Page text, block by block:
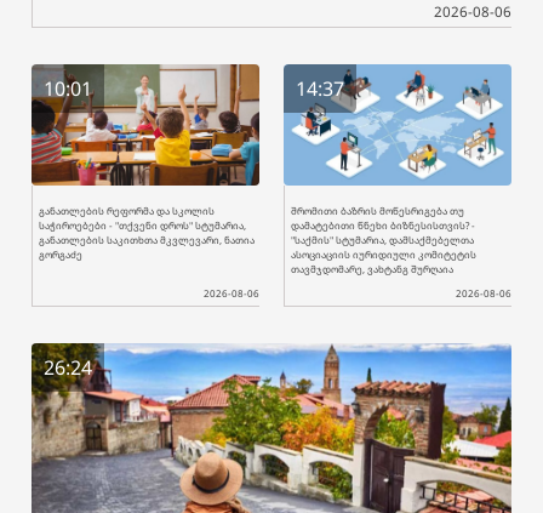
2026-08-06
10:01
განათლების რეფორმა და სკოლის
საჭიროებები - "თქვენი დროს" სტუმარია,
განათლების საკითხთა მკვლევარი, ნათია
გორგაძე
2026-08-06
14:37
შრომითი ბაზრის მოწესრიგება თუ
დამატებითი წნეხი ბიზნესისთვის? -
"საქმის" სტუმარია, დამსაქმებელთა
ასოციაციის იურიდიული კომიტეტის
თავმჯდომარე, ვახტანგ შურღაია
2026-08-06
26:24